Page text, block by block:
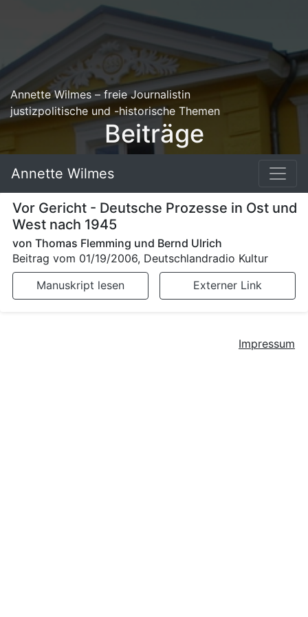
Annette Wilmes – freie Journalistin
justizpolitische und -historische Themen
Beiträge
Annette Wilmes
Vor Gericht - Deutsche Prozesse in Ost und
West nach 1945
von Thomas Flemming und Bernd Ulrich
Beitrag vom 01/19/2006, Deutschlandradio Kultur
Manuskript lesen
Externer Link
Impressum